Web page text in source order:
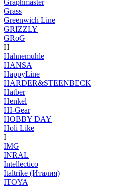
Graphmaster
Grass
Greenwich Line
GRIZZLY
GRoG
H
Hahnemuhle
HANSA
HappyLine
HARDER&STEENBECK
Hatber
Henkel
HI-Gear
HOBBY DAY
Holi Like
I
IMG
INRAL
Intellectico
Italtrike (Италия)
ITOYA